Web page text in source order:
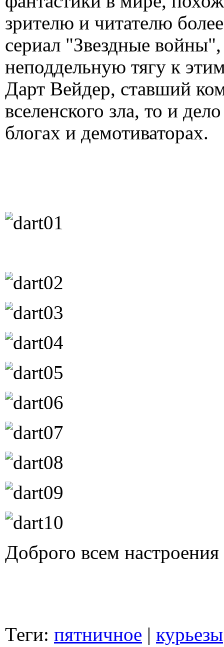
зрителю и читателю
сериал "Звездные
неподдельную тягу к
Дарт Вейдер, ставший
вселенского зла, то и
блогах и демотиваторах.
Доброго всем
Теги: пятничное | курьезы